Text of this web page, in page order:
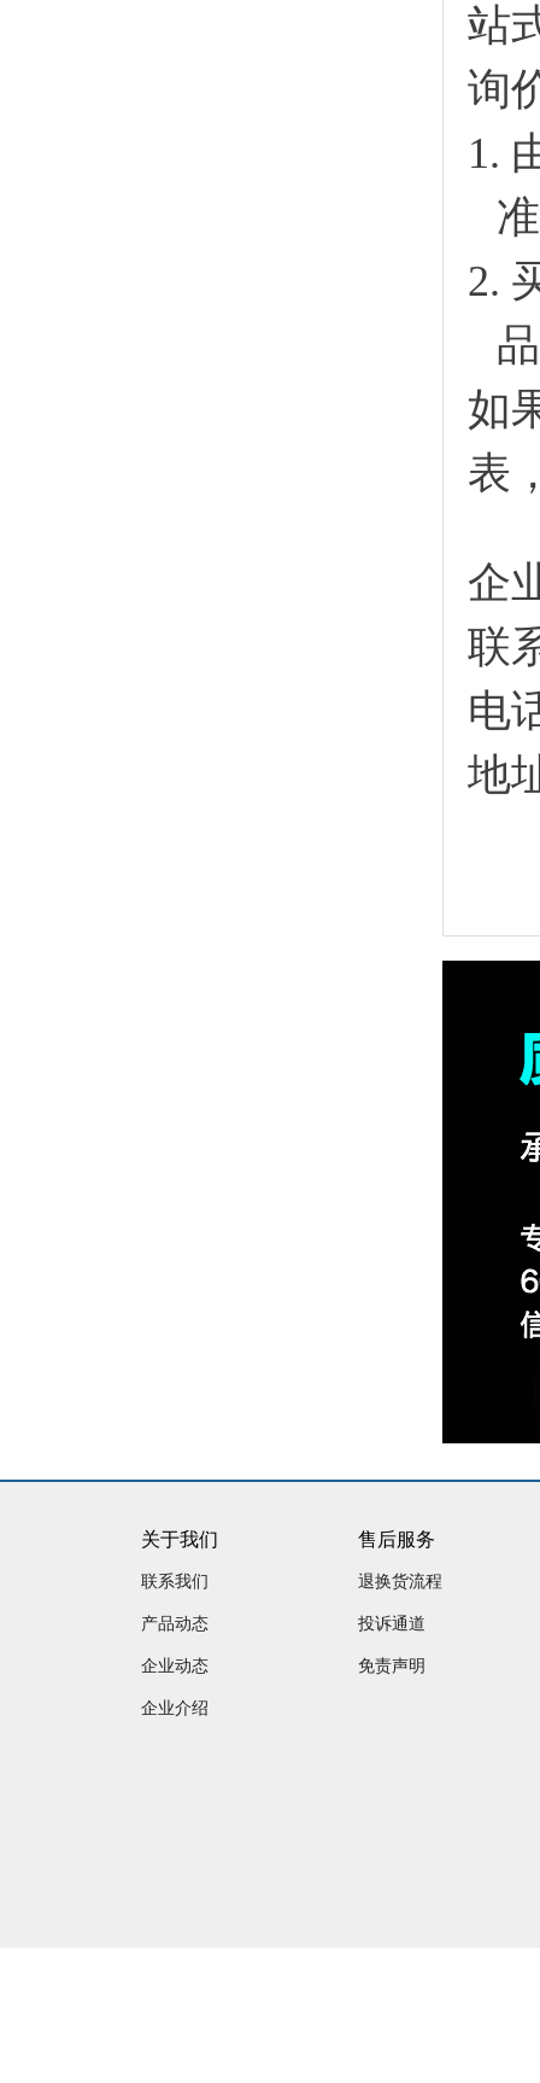
站
询
1.
2.
如
表
企
联
电
地
关于我们
联系我们
产品动态
企业动态
企业介绍
售后服务
退换货流程
投诉通道
免责声明